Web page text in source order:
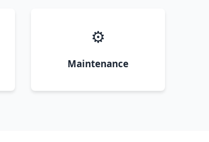
⚙️
Maintenance